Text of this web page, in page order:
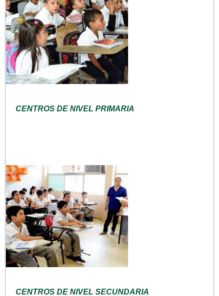
CENTROS DE NIVEL PRIMARIA
CENTROS DE NIVEL SECUNDARIA